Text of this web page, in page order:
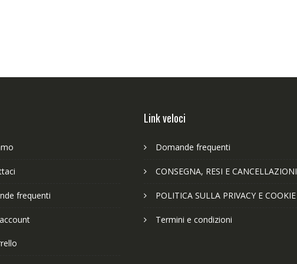
frequenti
Link veloci
Domande frequenti
CONSEGNA, RESI E CANCELLAZIONI
POLITICA SULLA PRIVACY E COOKIE
Termini e condizioni